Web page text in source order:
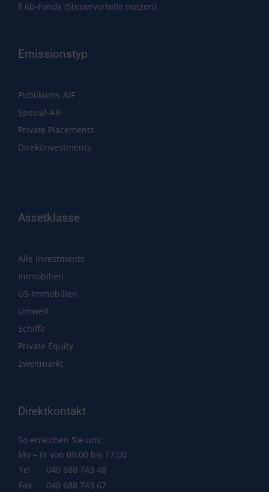
§ 6b-Fonds (Steuervorteile nutzen)
Emissionstyp
Publikums-AIF
Spezial-AIF
Private Placements
Direktinvestments
Assetklasse
Alle Investments
Immobilien
US-Immobilien
Umwelt
Schiffe
Private Equity
Zweitmarkt
Direktkontakt
So erreichen Sie uns:
Mo – Fr von 09:00 bis 17:00
Tel
040 688 743 48
Fax
040 688 743 67